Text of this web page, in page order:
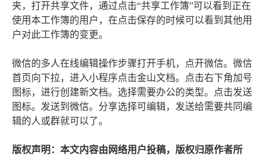
夹，打开共享文件，通过点击“共享工作簿”可以看到正在
使用本工作簿的用户，在点击保存的时候可以看到其他用
户对此工作簿的变更。
微信的多人在线编辑操作步骤打开手机，点开微信。微信
首页向下拉，进入小程序点击金山文档。点击右下角加号
图标，进行创建新文档。选择需要办公的类型。点击发送
图标。发送到微信。分享选择可编辑，发送给需要共同编
辑的人或群就可以了。
版权声明：本文内容由网络用户投稿，版权归原作者所